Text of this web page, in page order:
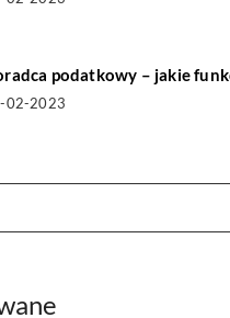
podatkowy – jakie
02-2023